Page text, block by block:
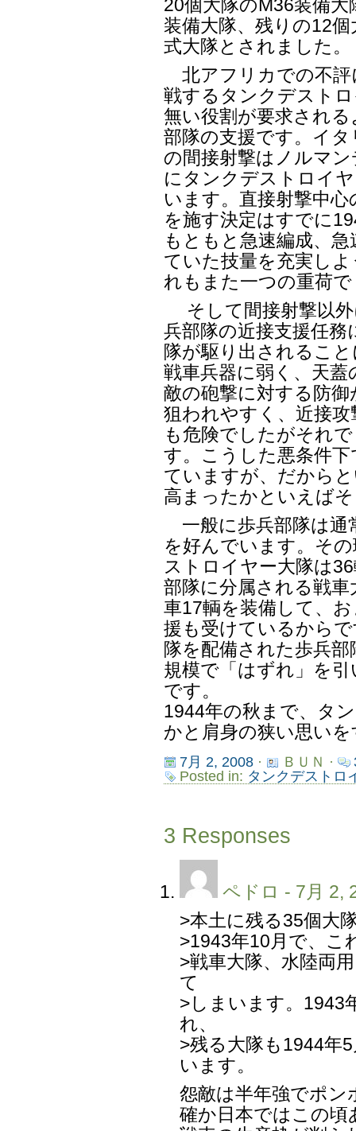
20個大隊のM36装備
装備大隊、残りの12
式大隊とされました。
北アフリカでの不評
戦するタンクデスト
無い役割が要求され
部隊の支援です。イ
の間接射撃はノルマ
にタンクデストロイ
います。直接射撃中
を施す決定はすでに
もともと急速編成、
ていた技量を充実し
れもまた一つの重荷
そして間接射撃以外
兵部隊の近接支援任
隊が駆り出されるこ
戦車兵器に弱く、天
敵の砲撃に対する防
狙われやすく、近接
も危険でしたがそれ
す。こうした悪条件
ていますが、だから
高まったかといえば
一般に歩兵部隊は通
を好んでいます。そ
ストロイヤー大隊は
部隊に分属される戦
車17輌を装備して、
援も受けているから
隊を配備された歩兵
規模で「はずれ」を
です。
1944年の秋まで、タ
かと肩身の狭い思い
7月 2, 2008· ＢＵＮ ·
Posted in: タンクデストロ
3 Responses
ペドロ - 7月 2,
>本土に残る35個大
>1943年10月で、こ
>戦車大隊、水陸両
て
>しまいます。1943
れ、
>残る大隊も1944年
います。
怨敵は半年強でポン
確か日本ではこの頃